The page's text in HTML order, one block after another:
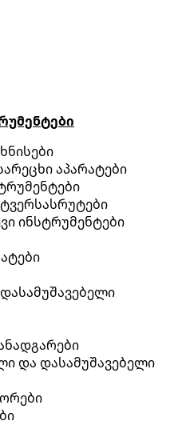
აპარატები
ინსტრუმენტები
და დასამუშავებელი